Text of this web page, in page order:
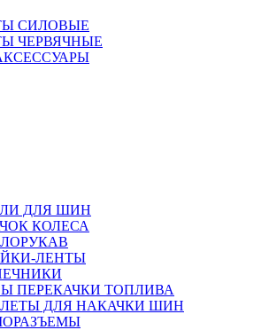
СИЛОВЫЕ
ЧЕРВЯЧНЫЕ
ДЛЯ ШИН
КОЛЕСА
ЛЕНТЫ
ПЕРЕКАЧКИ ТОПЛИВА
ДЛЯ НАКАЧКИ ШИН